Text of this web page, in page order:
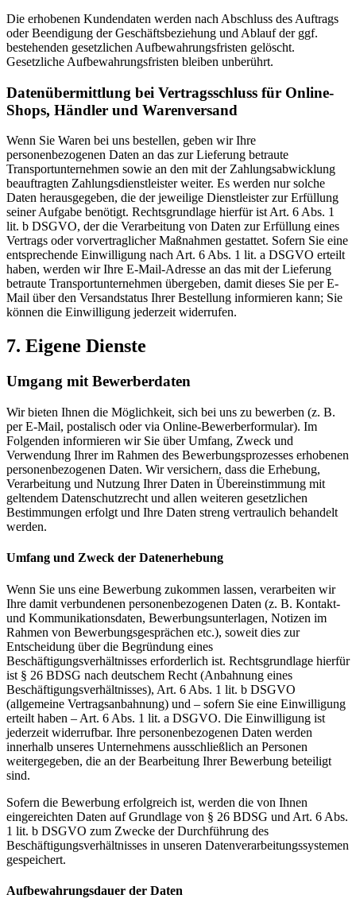
Die erhobenen Kundendaten werden nach Abschluss des Auftrags
oder Beendigung der Geschäftsbeziehung und Ablauf der ggf.
bestehenden gesetzlichen Aufbewahrungsfristen gelöscht.
Gesetzliche Aufbewahrungsfristen bleiben unberührt.
Daten­übermittlung bei Vertragsschluss für Online-
Shops, Händler und Warenversand
Wenn Sie Waren bei uns bestellen, geben wir Ihre
personenbezogenen Daten an das zur Lieferung betraute
Transportunternehmen sowie an den mit der Zahlungsabwicklung
beauftragten Zahlungsdienstleister weiter. Es werden nur solche
Daten herausgegeben, die der jeweilige Dienstleister zur Erfüllung
seiner Aufgabe benötigt. Rechtsgrundlage hierfür ist Art. 6 Abs. 1
lit. b DSGVO, der die Verarbeitung von Daten zur Erfüllung eines
Vertrags oder vorvertraglicher Maßnahmen gestattet. Sofern Sie eine
entsprechende Einwilligung nach Art. 6 Abs. 1 lit. a DSGVO erteilt
haben, werden wir Ihre E-Mail-Adresse an das mit der Lieferung
betraute Transportunternehmen übergeben, damit dieses Sie per E-
Mail über den Versandstatus Ihrer Bestellung informieren kann; Sie
können die Einwilligung jederzeit widerrufen.
7. Eigene Dienste
Umgang mit Bewerberdaten
Wir bieten Ihnen die Möglichkeit, sich bei uns zu bewerben (z. B.
per E-Mail, postalisch oder via Online-Bewerberformular). Im
Folgenden informieren wir Sie über Umfang, Zweck und
Verwendung Ihrer im Rahmen des Bewerbungsprozesses erhobenen
personenbezogenen Daten. Wir versichern, dass die Erhebung,
Verarbeitung und Nutzung Ihrer Daten in Übereinstimmung mit
geltendem Datenschutzrecht und allen weiteren gesetzlichen
Bestimmungen erfolgt und Ihre Daten streng vertraulich behandelt
werden.
Umfang und Zweck der Datenerhebung
Wenn Sie uns eine Bewerbung zukommen lassen, verarbeiten wir
Ihre damit verbundenen personenbezogenen Daten (z. B. Kontakt-
und Kommunikationsdaten, Bewerbungsunterlagen, Notizen im
Rahmen von Bewerbungsgesprächen etc.), soweit dies zur
Entscheidung über die Begründung eines
Beschäftigungsverhältnisses erforderlich ist. Rechtsgrundlage hierfür
ist § 26 BDSG nach deutschem Recht (Anbahnung eines
Beschäftigungsverhältnisses), Art. 6 Abs. 1 lit. b DSGVO
(allgemeine Vertragsanbahnung) und – sofern Sie eine Einwilligung
erteilt haben – Art. 6 Abs. 1 lit. a DSGVO. Die Einwilligung ist
jederzeit widerrufbar. Ihre personenbezogenen Daten werden
innerhalb unseres Unternehmens ausschließlich an Personen
weitergegeben, die an der Bearbeitung Ihrer Bewerbung beteiligt
sind.
Sofern die Bewerbung erfolgreich ist, werden die von Ihnen
eingereichten Daten auf Grundlage von § 26 BDSG und Art. 6 Abs.
1 lit. b DSGVO zum Zwecke der Durchführung des
Beschäftigungsverhältnisses in unseren Datenverarbeitungssystemen
gespeichert.
Aufbewahrungsdauer der Daten